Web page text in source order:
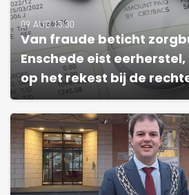
09 AUG 13:30
Van fraude beticht
Enschede eist
op het rekest bij de